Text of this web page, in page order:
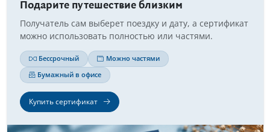
Подарите путешествие близким
Получатель сам выберет поездку и дату, а сертификат
можно использовать полностью или частями.
Бессрочный
Можно частями
Бумажный в офисе
Купить сертификат